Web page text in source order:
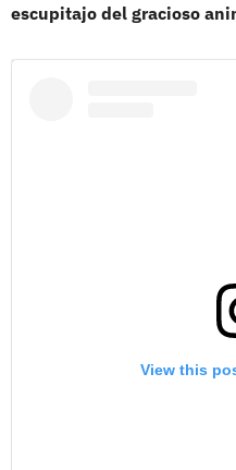
escupitajo del gracioso
View this